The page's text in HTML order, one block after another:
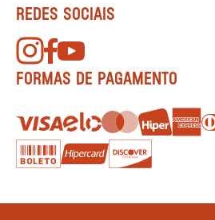
REDES SOCIAIS
FORMAS DE PAGAMENTO